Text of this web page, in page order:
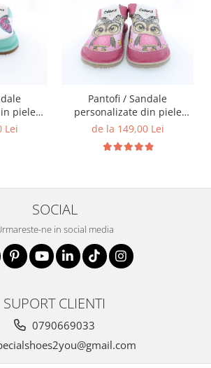
piele
-
Lei
Pantofi / Sandale
personalizate din piele
naturala cu print digital -
de la 149,00 Lei
SOCIAL
ne in social media
SUPORT CLIENTI
0790669033